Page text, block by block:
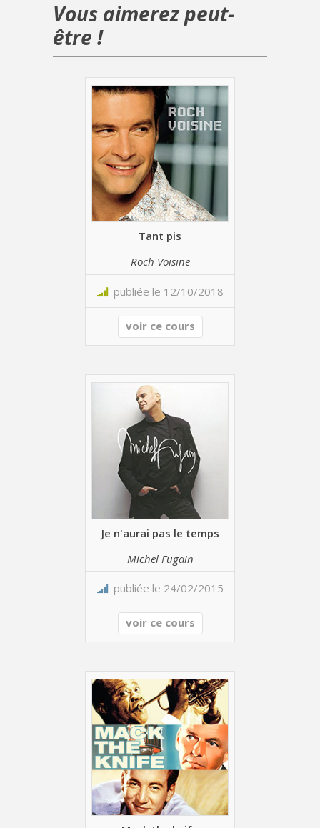
Vous aimerez peut-
être !
Tant pis
Roch Voisine
publiée le 12/10/2018
voir ce cours
Je n'aurai pas le temps
Michel Fugain
publiée le 24/02/2015
voir ce cours